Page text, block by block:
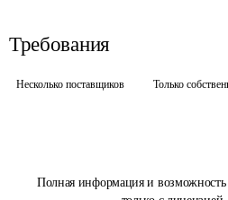
Полная информация и возможность
Требования
Несколько поставщиков Только